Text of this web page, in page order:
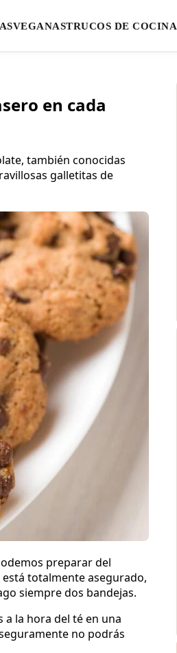
VEGANASTRUCOS DE COCINA
en cada
también conocidas
galletitas de
preparar del
totalmente asegurado,
siempre dos bandejas.
la hora del té en una
no podrás